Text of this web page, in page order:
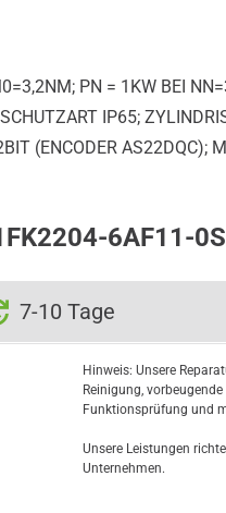
PN = 1KW BEI
IP65;
(ENCODER AS22DQC);
6AF11-
7-10 Tage
Hinweis: Unsere
Reinigung,
Funktionsprüfung und
Unsere Leistungen
Unternehmen.